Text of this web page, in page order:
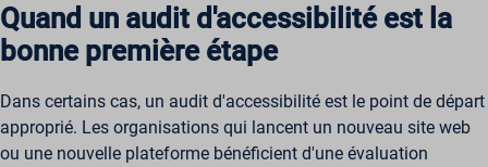
Quand un audit d'accessibilité est la
bonne première étape
Dans certains cas, un audit d'accessibilité est le point de départ
approprié. Les organisations qui lancent un nouveau site web
ou une nouvelle plateforme bénéficient d'une évaluation